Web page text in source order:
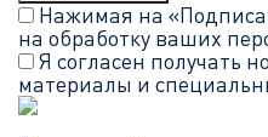
Нажимая на
на обработку ваших
Я согласен получать
материалы и